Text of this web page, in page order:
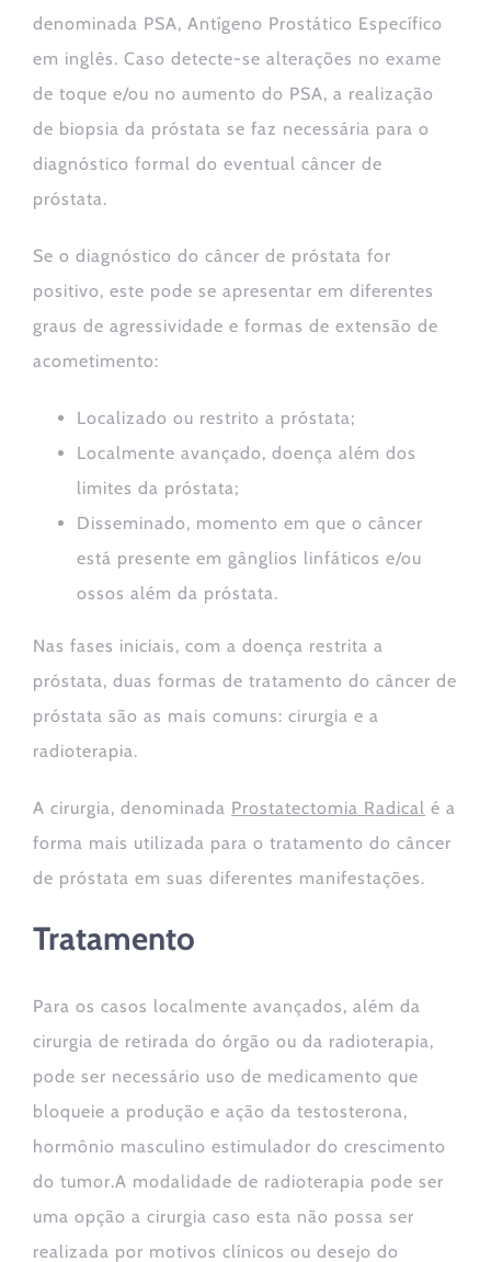
denominada PSA, Antígeno Prostático Específico
em inglês. Caso detecte-se alterações no exame
de toque e/ou no aumento do PSA, a realização
de biopsia da próstata se faz necessária para o
diagnóstico formal do eventual câncer de
próstata.
Se o diagnóstico do câncer de próstata for
positivo, este pode se apresentar em diferentes
graus de agressividade e formas de extensão de
acometimento:
Localizado ou restrito a próstata;
Localmente avançado, doença além dos
limites da próstata;
Disseminado, momento em que o câncer
está presente em gânglios linfáticos e/ou
ossos além da próstata.
Nas fases iniciais, com a doença restrita a
próstata, duas formas de tratamento do câncer de
próstata são as mais comuns: cirurgia e a
radioterapia.
A cirurgia, denominada Prostatectomia Radical é a
forma mais utilizada para o tratamento do câncer
de próstata em suas diferentes manifestações.
Tratamento
Para os casos localmente avançados, além da
cirurgia de retirada do órgão ou da radioterapia,
pode ser necessário uso de medicamento que
bloqueie a produção e ação da testosterona,
hormônio masculino estimulador do crescimento
do tumor.A modalidade de radioterapia pode ser
uma opção a cirurgia caso esta não possa ser
realizada por motivos clínicos ou desejo do